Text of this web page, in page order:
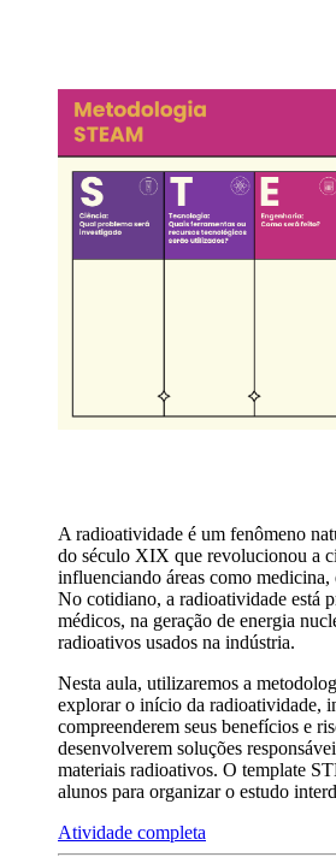
A radioatividade é um fenômeno
do século XIX que revolucionou a
influenciando áreas como medicina,
No cotidiano, a radioatividade está
médicos, na geração de energia
radioativos usados na indústria.
Nesta aula, utilizaremos a
explorar o início da radioatividade,
compreenderem seus benefícios e
desenvolverem soluções
materiais radioativos. O template
alunos para organizar o estudo
Atividade completa